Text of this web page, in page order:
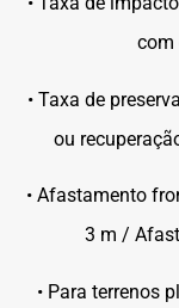
com
• Taxa de
ou
• Afastamento
3 m /
• Para terrenos